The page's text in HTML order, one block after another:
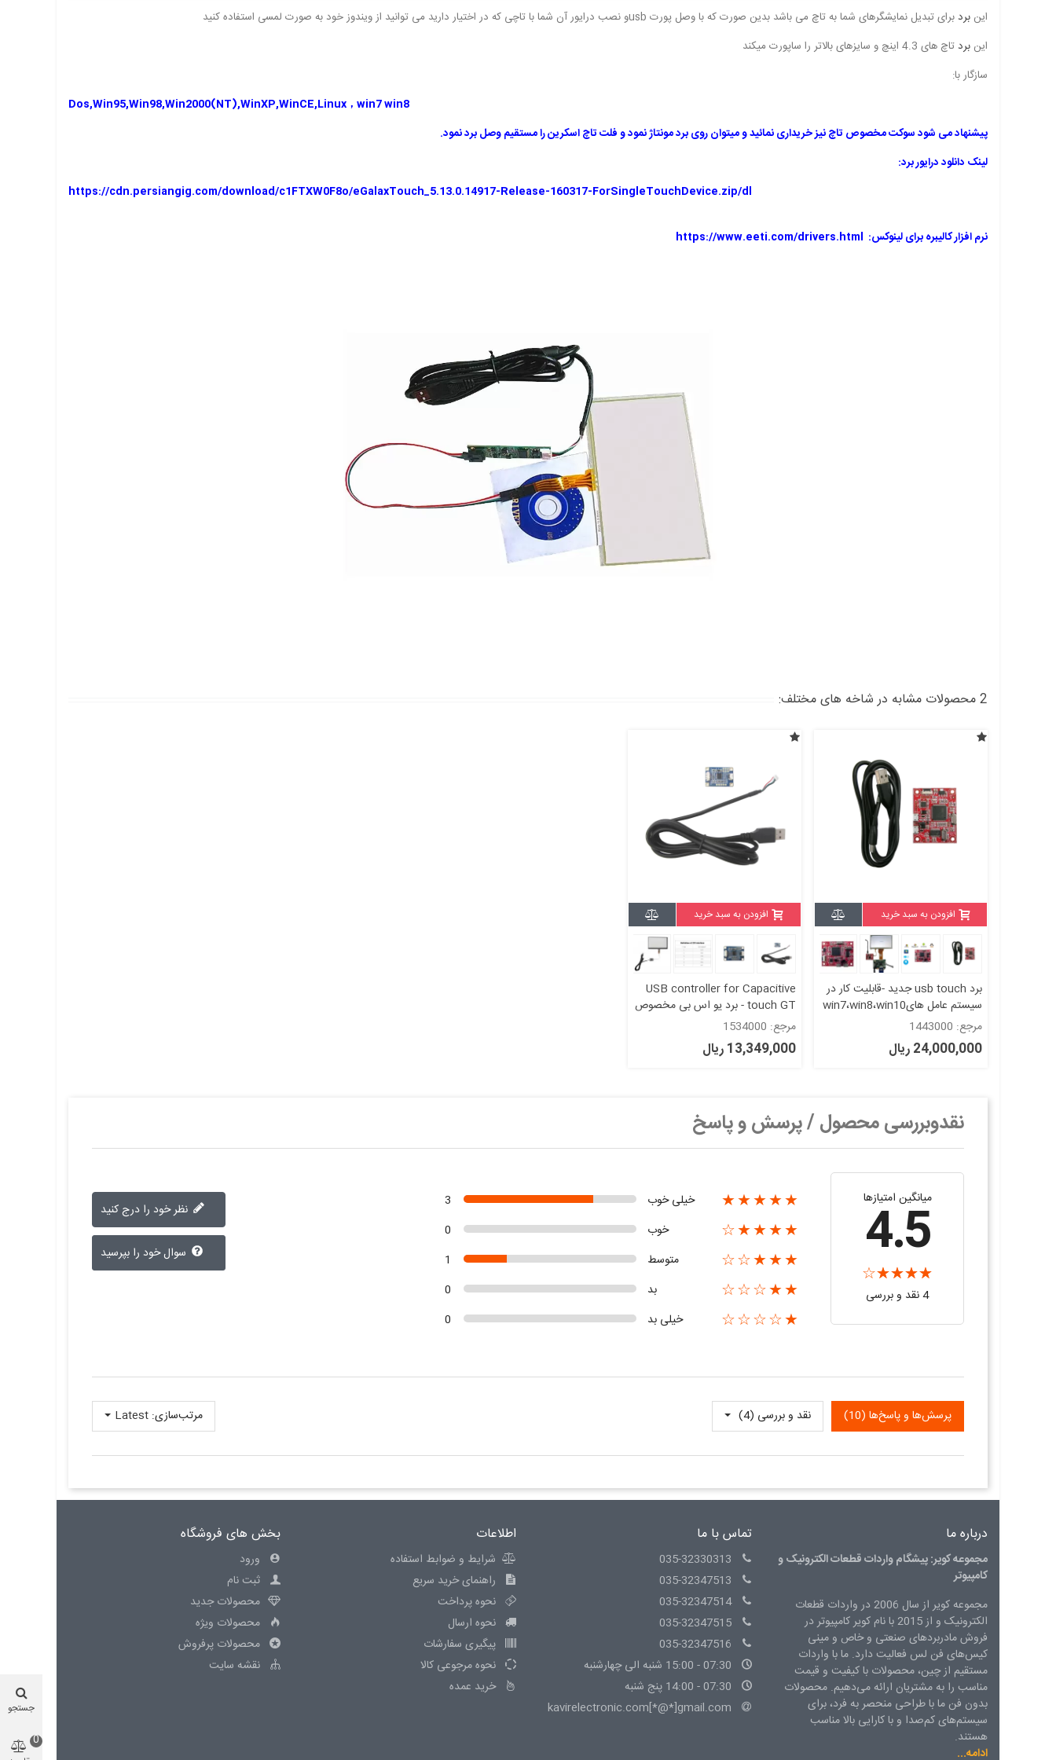
این بردبرای تبدیل نمایشگرهای شما به تاچ می باشد بدین صورت که با وصل پورت usbو نصب درایور آن شما با تاچی که در اختیار دارید می توانید از ویندوز خود به صورت لمسی استفاده کنید
این بردتاچ های 4.3 اینچ و سایزهای بالاتر را ساپورت میکند
سازگار با:
Dos,Win95,Win98,Win2000(NT),WinXP,WinCE,Linux，win7 win8
پیشنهاد می شود سوکت مخصوص تاچ نیز خریداری نمائید و میتوان روی برد مونتاژ نمود و فلت تاچ اسکرین را مستقیم وصل برد نمود.
لینک دانلود درایور برد:
https://cdn.persiangig.com/download/c1FTXW0F8o/eGalaxTouch_5.13.0.14917-Release-160317-ForSingleTouchDevice.zip/dl
نرم افزار کالیبره برای لینوکس: https://www.eeti.com/drivers.html
2 محصولات مشابه در شاخه های مختلف:
افزودن به سبد خرید
برد usb touch جدید -قابلیت کار در
سیستم عامل هایwin7،win8،win10
مرجع: 1443000
24,000,000 ریال
افزودن به سبد خرید
USB controller for Capacitive
touch GT - برد یو اس بی مخصوص
تاچ GT
مرجع: 1534000
13,349,000 ریال
نقدوبررسی محصول / پرسش و پاسخ
میانگین امتیازها
4.5
4 نقد و بررسی‌‌
★★★★★ خیلی خوب 3
★★★★☆ خوب 0
★★★☆☆ متوسط 1
★★☆☆☆ بد 0
★☆☆☆☆ خیلی بد 0
سوال خود را بپرسید
نقد و بررسی‌‌ (4) پرسش‌ها و پاسخ‌ها (10) مرتب‌سازی: Latest
درباره ما
مجموعه کویر: پیشگام واردات قطعات الکترونیک و
کامپیوتر
مجموعه کویر از سال 2006 در واردات قطعات
الکترونیک و از 2015 با نام کویر کامپیوتر در
فروش مادربردهای صنعتی و خاص و مینی
کیس‌های فن لس فعالیت دارد. ما با واردات
مستقیم از چین، محصولات با کیفیت و قیمت
مناسب را به مشتریان ارائه می‌دهیم. محصولات
بدون فن ما با طراحی منحصر به فرد، برای
سیستم‌های کم‌صدا و با کارایی بالا مناسب
هستند.
ادامه...
تماس با ما
035-32330313
035-32347513
035-32347514
035-32347515
035-32347516
07:30 - 15:00 شنبه الی چهارشنبه
07:30 - 14:00 پنج شنبه
kavirelectronic.com[*@*]gmail.com
اطلاعات
شرایط و ضوابط استفاده
راهنمای خرید سریع
نحوه پرداخت
نحوه ارسال
پیگیری سفارشات
نحوه مرجوعی کالا
خرید عمده
بخش های فروشگاه
ورود
ثبت نام
محصولات جدید
محصولات ویژه
محصولات پرفروش
نقشه سایت
جستجو
0